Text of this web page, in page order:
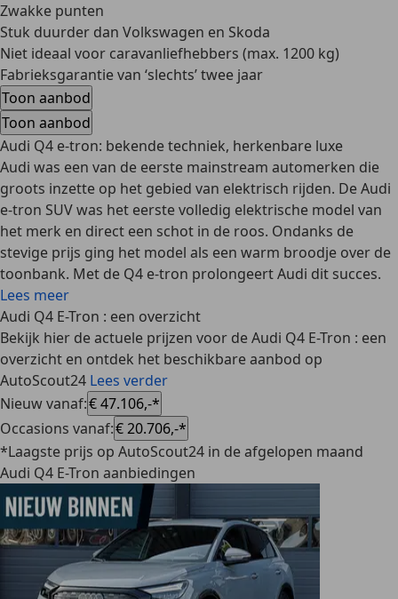
Zwakke punten
Stuk duurder dan Volkswagen en Skoda
Niet ideaal voor caravanliefhebbers (max. 1200 kg)
Fabrieksgarantie van ‘slechts’ twee jaar
Toon aanbod
Toon aanbod
Audi Q4 e-tron: bekende techniek, herkenbare luxe
Audi was een van de eerste mainstream automerken die
groots inzette op het gebied van elektrisch rijden. De Audi
e-tron SUV was het eerste volledig elektrische model van
het merk en direct een schot in de roos. Ondanks de
stevige prijs ging het model als een warm broodje over de
toonbank. Met de Q4 e-tron prolongeert Audi dit succes.
Lees meer
Audi Q4 E-Tron : een overzicht
Bekijk hier de actuele prijzen voor de Audi Q4 E-Tron : een
overzicht en ontdek het beschikbare aanbod op
AutoScout24 Lees verder
Nieuw vanaf:€ 47.106,-*
Occasions vanaf:€ 20.706,-*
*Laagste prijs op AutoScout24 in de afgelopen maand
Audi Q4 E-Tron aanbiedingen